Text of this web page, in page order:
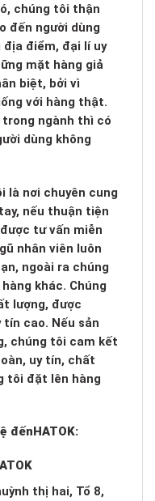
chúng tôi thận
đến người dùng
địa điểm, đại lí uy
mặt hàng giả
biệt, bởi vì
với hàng thật.
trong ngành thì có
dùng không
là nơi chuyên cung
nếu thuận tiện
tư vấn miễn
nhân viên luôn
ngoài ra chúng
khác. Chúng
lượng, được
tín cao. Nếu sản
chúng tôi cam kết
uy tín, chất
tôi đặt lên hàng
đếnHATOK:
thị hai, Tổ 8,